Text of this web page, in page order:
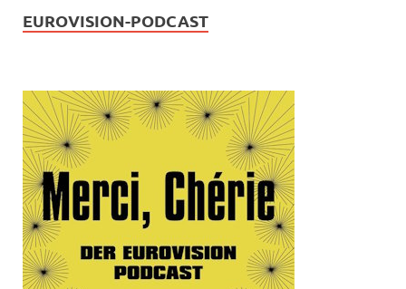
EUROVISION-PODCAST